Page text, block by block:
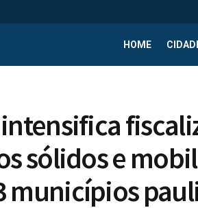
HOME
intensifica
sólidos e
municípios